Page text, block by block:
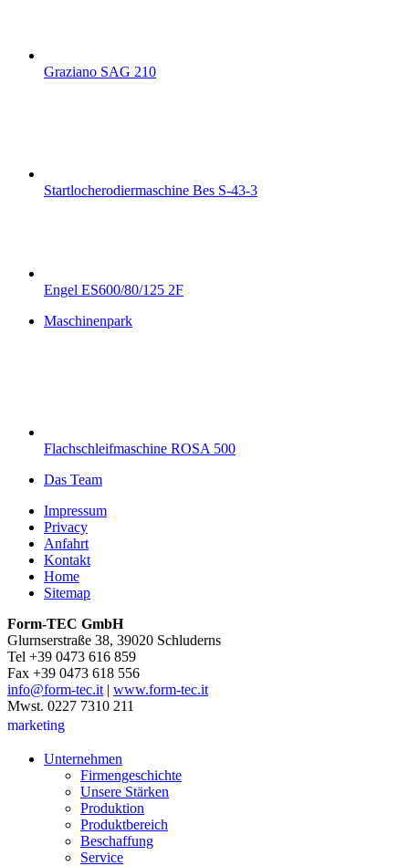
Graziano SAG 210
Startlocherodiermaschine Bes S-43-3
Engel ES600/80/125 2F
Maschinenpark
Flachschleifmaschine ROSA 500
Das Team
Impressum
Privacy
Anfahrt
Kontakt
Home
Sitemap
Form-TEC GmbH
Glurnserstraße 38, 39020 Schluderns
Tel +39 0473 616 859
Fax +39 0473 618 556
info@form-tec.it| www.form-tec.it
Mwst. 0227 7310 211
marketing
Unternehmen
Firmengeschichte
Unsere Stärken
Produktion
Produktbereich
Beschaffung
Service